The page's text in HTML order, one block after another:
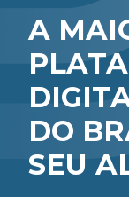
A
DO
SEU